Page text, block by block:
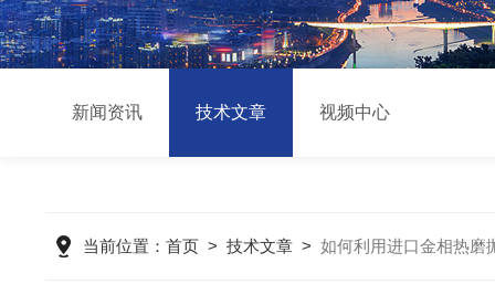
新闻资讯 技术文章 视频中心
当前位置： 首页> 技术文章> 如何利用进口金相热磨